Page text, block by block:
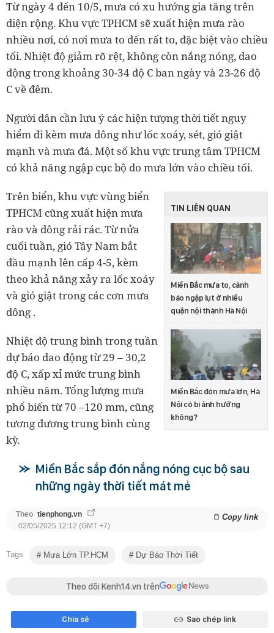
Từ ngày 4 đến 10/5, mưa có xu hướng gia tăng trên
diện rộng. Khu vực TPHCM sẽ xuất hiện mưa rào
nhiều nơi, có nơi mưa to đến rất to, đặc biệt vào chiều
tối. Nhiệt độ giảm rõ rệt, không còn nắng nóng, dao
động trong khoảng 30-34 độ C ban ngày và 23-26 độ
C về đêm.
Người dân cần lưu ý các hiện tượng thời tiết nguy
hiểm đi kèm mưa dông như lốc xoáy, sét, gió giật
mạnh và mưa đá. Một số khu vực trung tâm TPHCM
có khả năng ngập cục bộ do mưa lớn vào chiều tối.
TIN LIÊN QUAN
Miền Bắc mưa to, cảnh
báo ngập lụt ở nhiều
quận nội thành Hà Nội
Miền Bắc đón mưa lớn, Hà
Nội có bị ảnh hưởng
không?
Trên biển, khu vực vùng biển
TPHCM cũng xuất hiện mưa
rào và dông rải rác. Từ nửa
cuối tuần, gió Tây Nam bắt
đầu mạnh lên cấp 4-5, kèm
theo khả năng xảy ra lốc xoáy
và gió giật trong các cơn mưa
dông .
Nhiệt độ trung bình trong tuần
dự báo dao động từ 29 – 30,2
độ C, xấp xỉ mức trung bình
nhiều năm. Tổng lượng mưa
phổ biến từ 70 –120 mm, cũng
tương đương trung bình cùng
kỳ.
Miền Bắc sắp đón nắng nóng cục bộ sau
những ngày thời tiết mát mẻ
Theo tienphong.vn Copy link
02/05/2025 12:12 (GMT +7)
Tags Mưa Lớn TP.HCM Dự Báo Thời Tiết
Theo dõi Kenh14.vn trên
Chia sẻ Sao chép link